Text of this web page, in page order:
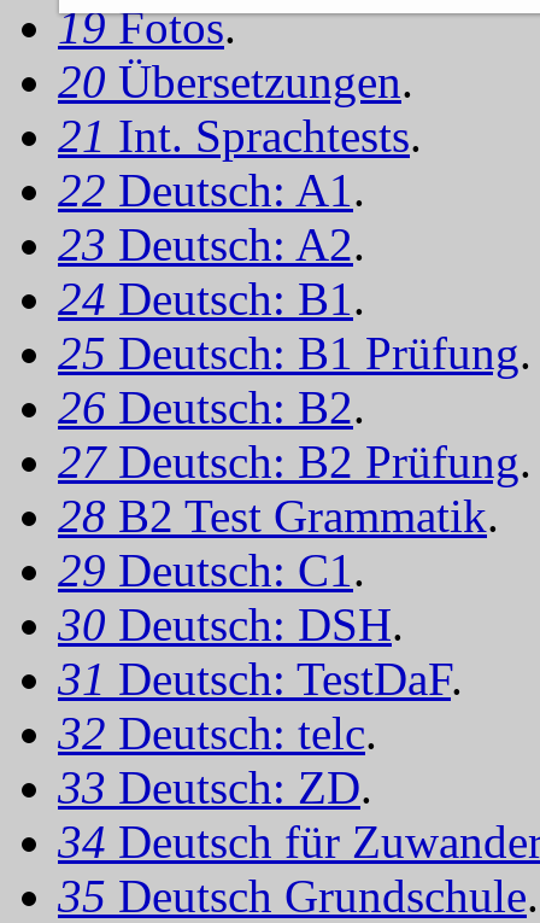
19Fotos.
20 Übersetzungen.
21 Int. Sprachtests.
22 Deutsch: A1.
23 Deutsch: A2.
24 Deutsch: B1.
25 Deutsch: B1 Prüfung.
26 Deutsch: B2.
27 Deutsch: B2 Prüfung.
28 B2 Test Grammatik.
29 Deutsch: C1.
30 Deutsch: DSH.
31 Deutsch: TestDaF.
32 Deutsch: telc.
33 Deutsch: ZD.
34 Deutsch für
35 Deutsch Grundschule.